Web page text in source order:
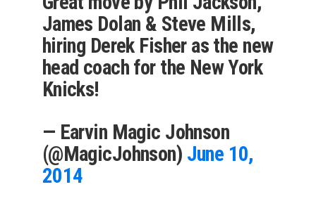
James Dolan & Steve Mills,
hiring Derek Fisher as the new
head coach for the New York
Knicks!
— Earvin Magic Johnson
(@MagicJohnson) June 10,
2014